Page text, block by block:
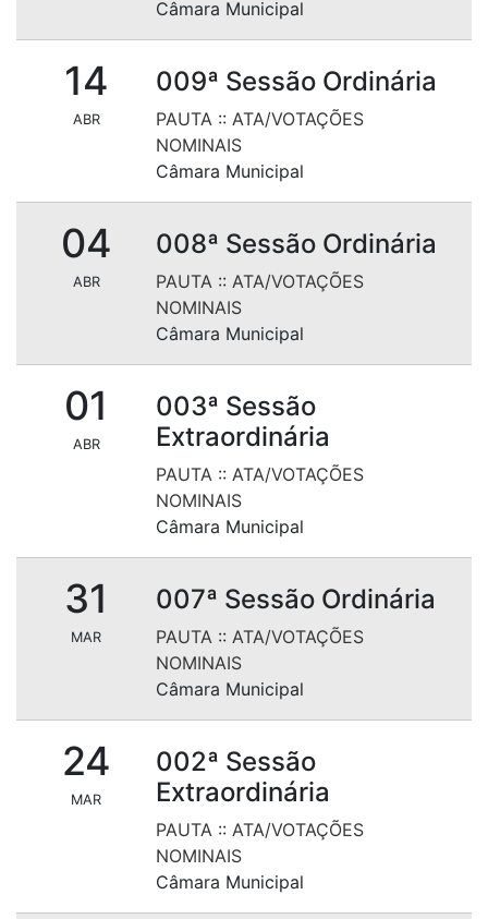
Câmara Municipal
14
ABR
009ª Sessão Ordinária
PAUTA :: ATA/VOTAÇÕES
NOMINAIS
Câmara Municipal
04
ABR
008ª Sessão Ordinária
PAUTA :: ATA/VOTAÇÕES
NOMINAIS
Câmara Municipal
01
ABR
003ª Sessão
Extraordinária
PAUTA :: ATA/VOTAÇÕES
NOMINAIS
Câmara Municipal
31
MAR
007ª Sessão Ordinária
PAUTA :: ATA/VOTAÇÕES
NOMINAIS
Câmara Municipal
24
MAR
002ª Sessão
Extraordinária
PAUTA :: ATA/VOTAÇÕES
NOMINAIS
Câmara Municipal